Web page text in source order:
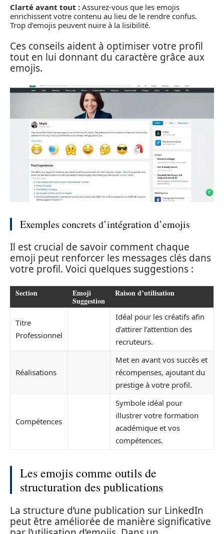
Clarté avant tout : Assurez-vous que les emojis
enrichissent votre contenu au lieu de le rendre confus.
Trop d’emojis peuvent nuire à la lisibilité.
Ces conseils aident à optimiser votre profil
tout en lui donnant du caractère grâce aux
emojis.
Exemples concrets d’intégration d’emojis
Il est crucial de savoir comment chaque
emoji peut renforcer les messages clés dans
votre profil. Voici quelques suggestions :
Section Emoji
Suggestion
Raison d’utilisation
Titre
Professionnel
Idéal pour les créatifs afin
d’attirer l’attention des
recruteurs.
Réalisations
Met en avant vos succès et
récompenses, ajoutant du
prestige à votre profil.
Compétences
Symbole idéal pour
illustrer votre formation
académique et vos
compétences.
Les emojis comme outils de
structuration des publications
La structure d’une publication sur LinkedIn
peut être améliorée de manière significative